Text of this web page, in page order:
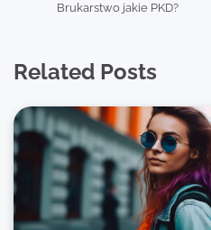
Brukarstwo jakie PKD?
Related Posts